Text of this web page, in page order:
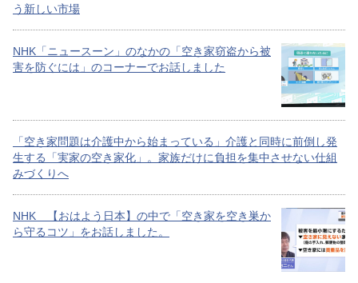
う新しい市場
NHK「ニュースーン」のなかの「空き家窃盗から被
害を防ぐには」のコーナーでお話しました
「空き家問題は介護中から始まっている」介護と同時に前倒し発
生する「実家の空き家化」。家族だけに負担を集中させない仕組
みづくりへ
NHK 【おはよう日本】の中で「空き家を空き巣か
ら守るコツ」をお話しました。